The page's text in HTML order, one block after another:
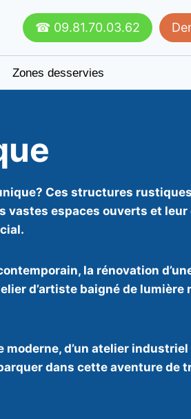
☎ 09.81.70.03.62
Zones desservies
Ces structures
espaces ouverts et leur
la rénovation
d’artiste baigné de lumière
moderne, d’un atelier
dans cette aventure de